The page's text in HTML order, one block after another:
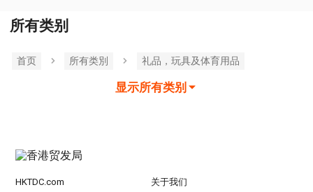
所有类别
首页 所有类別 礼品，玩具及体育用品
显示所有类别
HKTDC.com 关于我们